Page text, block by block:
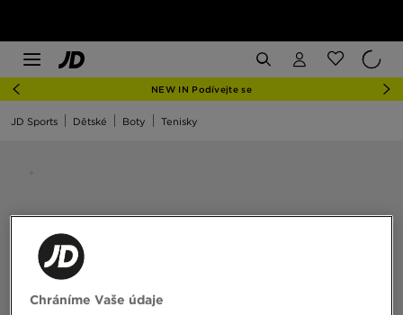
NEW IN Podívejte se
JD Sports Dětské Boty Tenisky
Chráníme Vaše údaje